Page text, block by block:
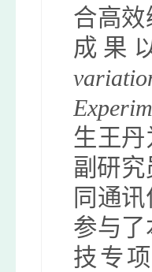
合高
成果
生王丹
副 研究
同通
参与
技专